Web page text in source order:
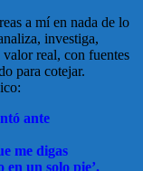
a mí en nada de lo
investiga,
real, con fuentes
para cotejar.
ante
me digas
un solo pie’.